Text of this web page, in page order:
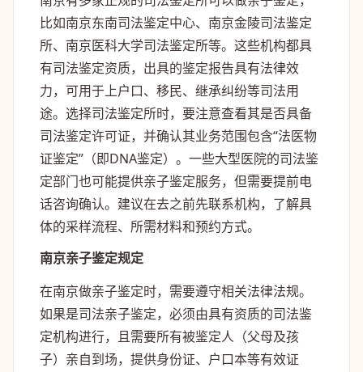
比如南京东南司法鉴定中心、南京金陵司法鉴定
所、南京医科大学司法鉴定所等。这些机构都具
有司法鉴定资质，出具的鉴定报告具有法律效
力，可用于上户口、移民、继承纠纷等司法用
途。选择司法鉴定所时，要注意查看其是否具备
司法鉴定许可证，并确认其业务范围包含“法医物
证鉴定”（即DNA鉴定）。一些大型医院的司法鉴
定部门也可能提供亲子鉴定服务，但需要提前电
话咨询确认。建议在去之前先联系机构，了解具
体的采样流程、所需材料和预约方式。
南京亲子鉴定规定
在南京做亲子鉴定时，需要遵守相关法律法规。
如果是司法亲子鉴定，必须由具有资质的司法鉴
定机构进行，且需要所有被鉴定人（父母及孩
子）亲自到场，提供身份证、户口本等有效证